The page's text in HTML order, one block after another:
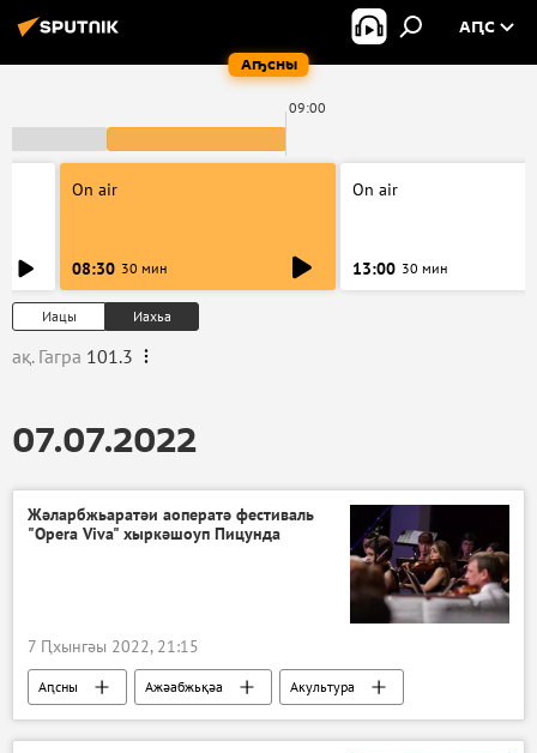
Аҧсны
АԤС
09:00
On air
08:30 30 мин
On air
13:00 30 мин
Иацы Иахьа
ақ. Гагра 101.3
07.07.2022
Жәларбжьаратәи аоператә фестиваль
"Opera Viva" хыркәшоуп Пицунда
7 Ԥхынгәы 2022, 21:15
Аԥсны Ажәабжьқәа Акультура